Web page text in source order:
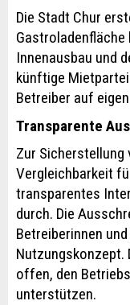
Die Stadt Chur
Gastroladenfläche
Innenausbau und
künftige
Betreiber auf
Transparente
Zur Sicherstellung
Vergleichbarkeit
transparentes
durch. Die
Betreiberinnen
Nutzungskonzept.
offen, den
unterstützen.